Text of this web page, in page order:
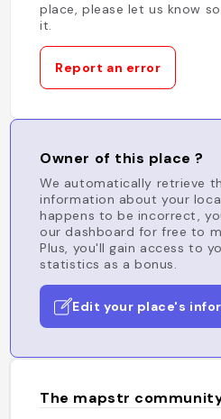
place, please let us know
it.
Report an error
Owner of this place ?
We automatically retrieve
information about your
happens to be incorrect,
our dashboard for free to
Plus, you'll gain access to
statistics as a bonus.
Edit your place's
The mapstr